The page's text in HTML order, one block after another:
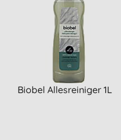
Biobel Allesreiniger 1L